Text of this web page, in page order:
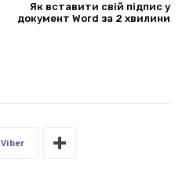
Як вставити свій підпис у
документ Word за 2 хвилини
Viber